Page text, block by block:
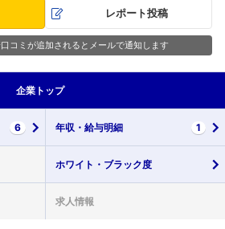
レポート投稿
コミが追加されるとメールで通知します
企業 トップ
6 年収・ 給与明細 1
ホワイト・ ブラック度
求人情報